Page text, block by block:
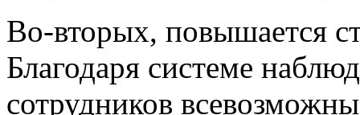
Во-вторых, повышается
Благодаря системе
сотрудников